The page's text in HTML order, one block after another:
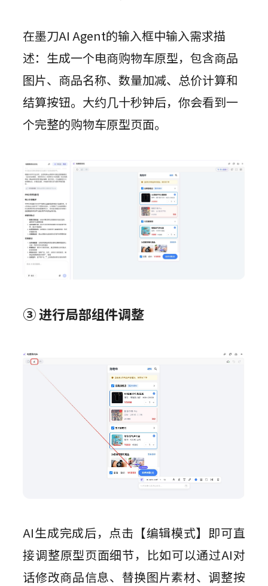
在墨刀AI Agent的输入框中输入需求描
述：生成一个电商购物车原型，包含商品
图片、商品名称、数量加减、总价计算和
结算按钮。大约几十秒钟后，你会看到一
个完整的购物车原型页面。
③ 进行局部组件调整
AI生成完成后，点击【编辑模式】即可直
接调整原型页面细节，比如可以通过AI对
话修改商品信息、替换图片素材、调整按